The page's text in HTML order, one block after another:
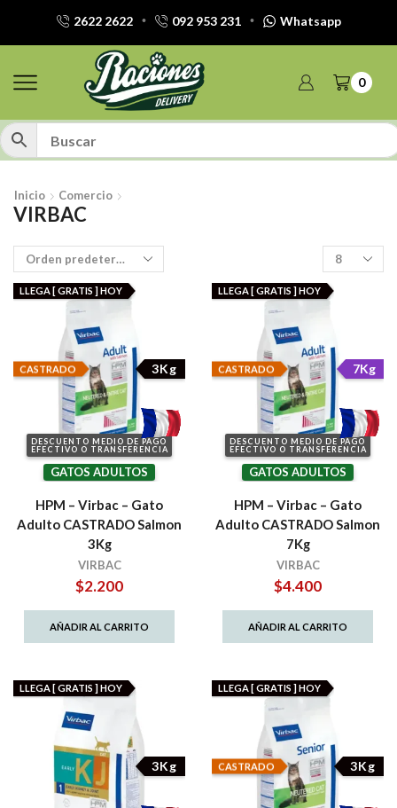
2622 2622 092 953 231 Whatsapp
0
Inicio Comercio
VIRBAC
Productos
por
pagina
DESCUENTO MEDIO DE PAGO
EFECTIVO O TRANSFERENCIA
CASTRADO 3Kg
LLEGA [ GRATIS ] HOY
GATOS ADULTOS
HPM – Virbac – Gato
Adulto CASTRADO Salmon
3Kg
VIRBAC
$2.200
AÑADIR AL CARRITO
DESCUENTO MEDIO DE PAGO
EFECTIVO O TRANSFERENCIA
CASTRADO 7Kg
LLEGA [ GRATIS ] HOY
GATOS ADULTOS
HPM – Virbac – Gato
Adulto CASTRADO Salmon
7Kg
VIRBAC
$4.400
AÑADIR AL CARRITO
3Kg
LLEGA [ GRATIS ] HOY
CASTRADO 3Kg
LLEGA [ GRATIS ] HOY